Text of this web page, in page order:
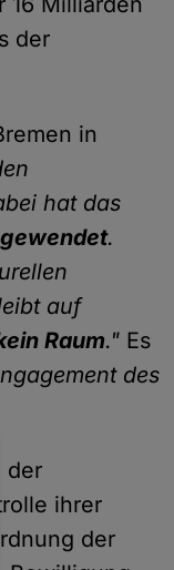
der
in
hat das
.
auf
Raum." Es
des
der
ihrer
der